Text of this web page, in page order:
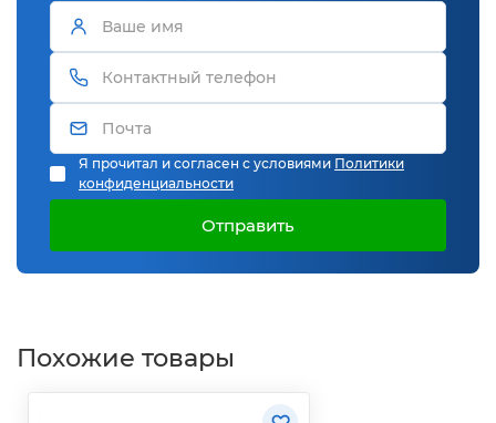
Я прочитал и согласен с условиями Политики
конфиденциальности
Отправить
Похожие товары